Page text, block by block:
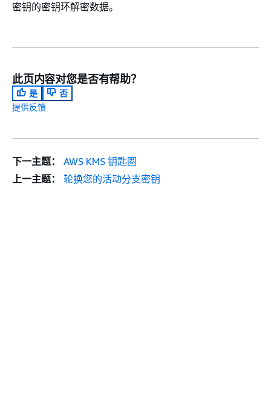
密钥的密钥环解密数据。
此页内容对您是否有帮助？
是
否
提供反馈
下一主题：
AWS KMS 钥匙圈
上一主题：
轮换您的活动分支密钥